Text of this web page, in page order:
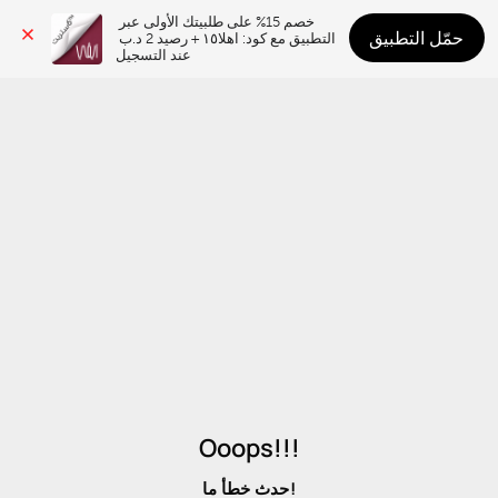
عند التسجيل
حمّل التطبيق
Ooops!!!
حدث خطأ ما!